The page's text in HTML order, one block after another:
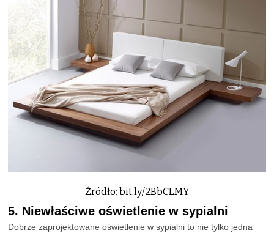
Źródło: bit.ly/2BbCLMY
5. Niewłaściwe oświetlenie w sypialni
Dobrze zaprojektowane oświetlenie w sypialni to nie tylko jedna